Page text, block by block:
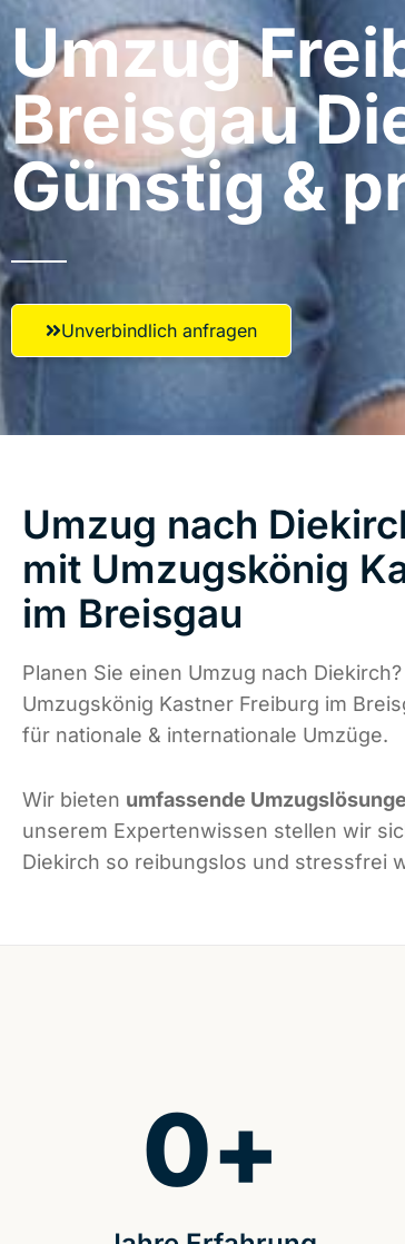
Umzug
Breisgau​
Günstig &
Unverbindlich anfragen
Umzug nach
mit Umzugskönig
im Breisgau
Planen Sie einen Umzug nach
Umzugskönig Kastner Freiburg im
für nationale & internationale Umzüge.
Wir bieten umfassende
unserem Expertenwissen stellen wir
Diekirch so reibungslos und stressfrei
0+